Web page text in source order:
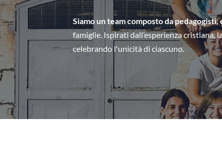
Siamo un team composto da
famiglie. Ispirati dall’esperienza
celebrando l'unicità di ciascuno.